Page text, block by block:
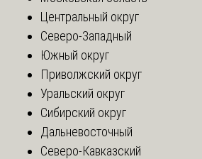
Центральный округ
Северо-Западный
Южный округ
Приволжский округ
Уральский округ
Сибирский округ
Дальневосточный
Северо-Кавказский